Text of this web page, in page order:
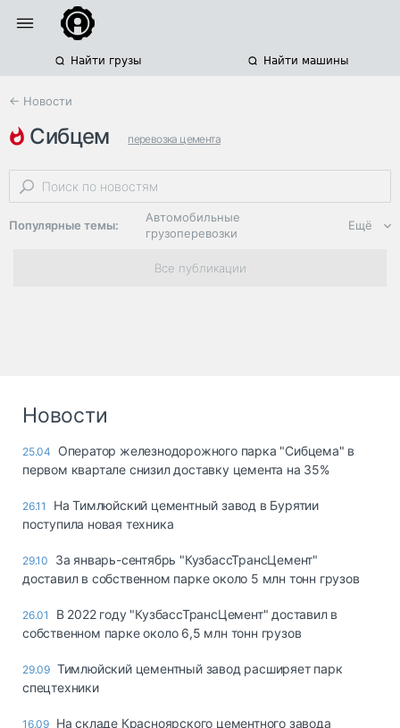
Найти грузы Найти машины
← Новости
сибцем перевозка цемента
железнодорожные грузоперевозки кузбасстрансцемент
Популярные темы:
Автомобильные
грузоперевозки
Региональная
логистика
опасные грузы
страхование
Склады и
грузовые
Коммерческий
транспорт
Спецтехника
запчасти, шины
Ещё
Все публикации
Новости
25.04
Оператор железнодорожного парка "Сибцема" в
первом квартале снизил доставку цемента на 35%
26.11
На Тимлюйский цементный завод в Бурятии
поступила новая техника
29.10
За январь-сентябрь "КузбассТрансЦемент"
доставил в собственном парке около 5 млн тонн грузов
26.01
В 2022 году "КузбассТрансЦемент" доставил в
собственном парке около 6,5 млн тонн грузов
29.09 Тимлюйский цементный завод расширяет парк
спецтехники
16.09 На складе Красноярского цементного завода